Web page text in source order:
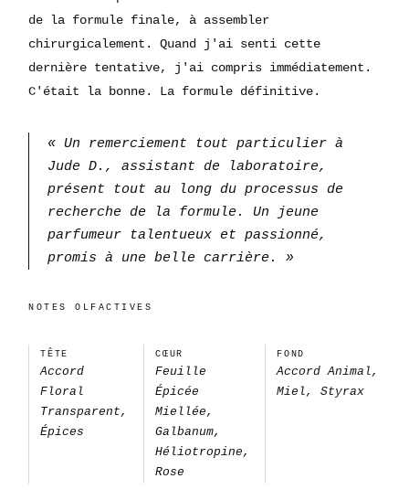
de la formule finale, à assembler
chirurgicalement. Quand j'ai senti cette
dernière tentative, j'ai compris immédiatement.
C'était la bonne. La formule définitive.
« Un remerciement tout particulier à
Jude D., assistant de laboratoire,
présent tout au long du processus de
recherche de la formule. Un jeune
parfumeur talentueux et passionné,
promis à une belle carrière. »
NOTES OLFACTIVES
TÊTE
Accord
Floral
Transparent,
Épices
CŒUR
Feuille
Épicée
Miellée,
Galbanum,
Héliotropine,
Rose
FOND
Accord Animal,
Miel, Styrax